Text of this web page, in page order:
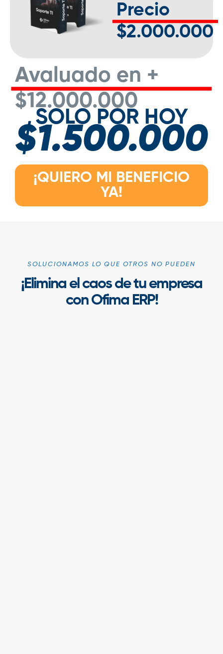
Precio
$2.000.000
Avaluado en +
$12.000.000
SOLO POR HOY
$1.500.000
¡QUIERO MI BENEFICIO
YA!
SOLUCIONAMOS LO QUE OTROS NO PUEDEN
¡Elimina el caos de tu empresa
con Ofima ERP!